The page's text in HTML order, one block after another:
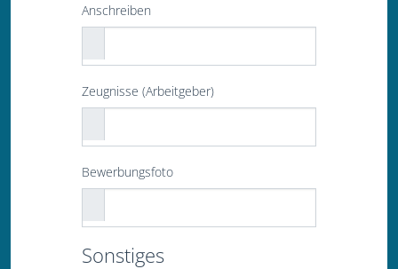
Anschreiben
Zeugnisse (Arbeitgeber)
Bewerbungsfoto
Sonstiges